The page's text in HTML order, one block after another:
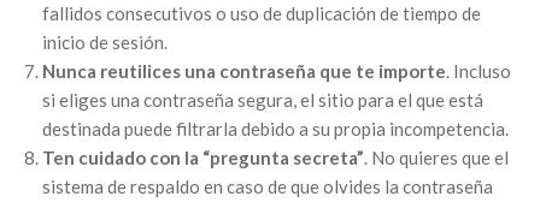
fallidos consecutivos o uso de duplicación de tiempo de
inicio de sesión.
Nunca reutilices una contraseña que te importe . Incluso
si eliges una contraseña segura, el sitio para el que está
destinada puede filtrarla debido a su propia incompetencia.
Ten cuidado con la “pregunta secreta” . No quieres que el
sistema de respaldo en caso de que olvides la contraseña